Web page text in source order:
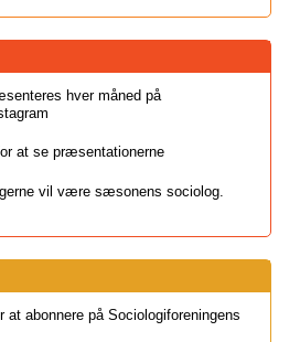
hver måned på
at se præsentationerne
gerne vil være sæsonens sociolog.
at abonnere på Sociologiforeningens